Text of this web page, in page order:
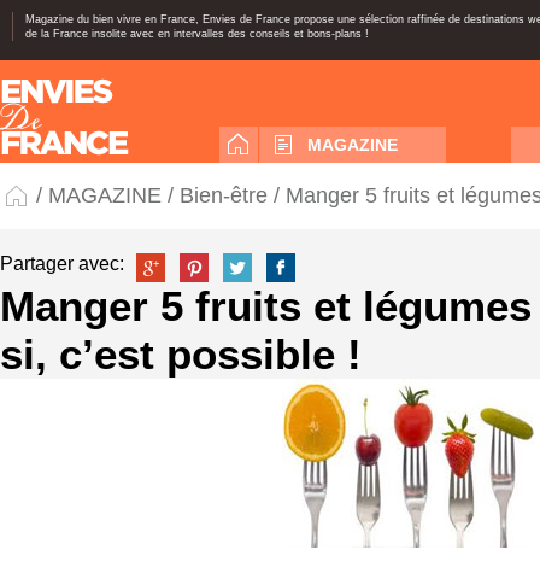
Magazine du bien vivre en France, Envies de France propose une sélection raffinée de destinations
de la France insolite avec en intervalles des conseils et bons-plans !
MAGAZINE
/ MAGAZINE / Bien-être / Manger 5 fruits et
Partager avec:
Manger 5 fruits et
si, c’est possible !